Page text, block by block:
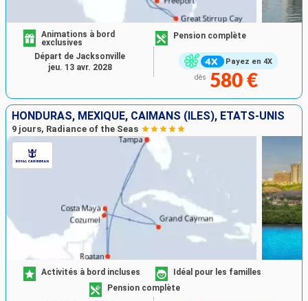
Payez en 4X
Animations à bord
exclusives
Pension complète
dès 580 €
Départ de Jacksonville
jeu. 13 avr. 2028
HONDURAS, MEXIQUE, CAÏMANS (ÎLES), ÉTATS-UNIS
9 jours, Radiance of the Seas
Activités à bord incluses
Idéal pour les familles
Pension complète